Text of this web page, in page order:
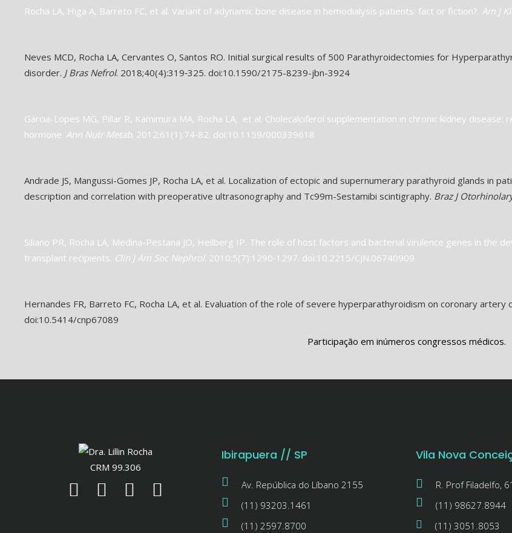
Rocha LA, Higa A, Barreto FC, et al. Variant of adynamic bone disease in hemodialysis patients: fact or fiction?. Am J
Neves MCD, Rocha LA, Cervantes O, Santos RO. Initial surgical results of 500 Parathyroidectomies for
disorder. J Bras Nefrol. 2018;40(4):319‐325. doi:10.1590/2175-8239-jbn-3924
Garcia-Lopes MG, Pillar R, Kamimura MA, Rocha LA, et al. Cholecalciferol supplementation in chronic kidney
hormone. Ann Nutr Metab. 2012;61(1):74‐82. doi:10.1159/000339618
Andrade JS, Mangussi-Gomes JP, Rocha LA, et al. Localization of ectopic and supernumerary parathyroid glands in
description and correlation with preoperative ultrasonography and Tc99m-Sestamibi scintigraphy. Braz J
Siliano PR, Rocha LA, Medina-Pestana JO, Heilberg IP. The role of host factors and bacterial virulence genes in the
transplant recipients. Clin J Am Soc Nephrol. 2010;5(7):1290‐1297. doi:10.2215/CJN.06740909
Hernandes FR, Barreto FC, Rocha LA, et al. Evaluation of the role of severe hyperparathyroidism on coronary artery
doi:10.5414/cnp67089
Participação em inúmeros congressos médicos.
CRM 99.306
Ibirapuera // SP
Av. República do Líbano 2155
(11) 93203.1461
(11) 2597.8700
Vila Nova
R. Prof Filadelfo,
(11) 98627.8944
(11) 3051.8053